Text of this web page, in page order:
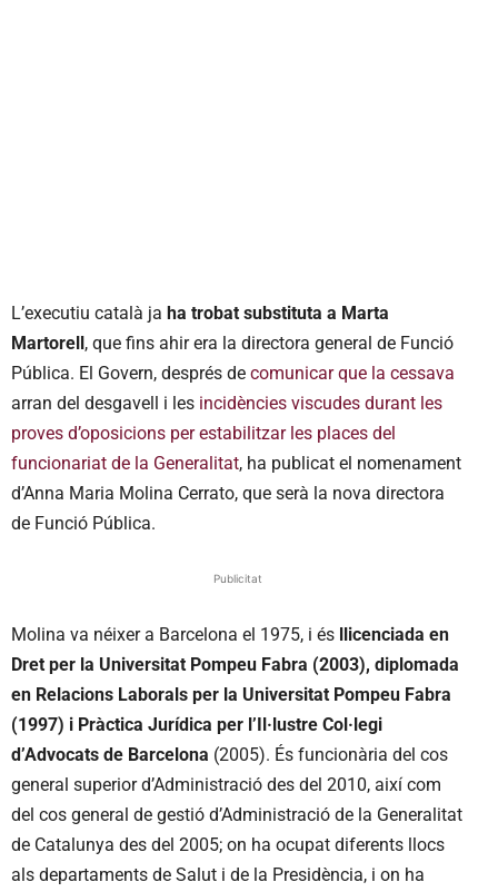
L’executiu català ja ha trobat substituta a Marta
Martorell, que fins ahir era la directora general de Funció
Pública. El Govern, després de comunicar que la cessava
arran del desgavell i les incidències viscudes durant les
proves d’oposicions per estabilitzar les places del
funcionariat de la Generalitat, ha publicat el nomenament
d’Anna Maria Molina Cerrato, que serà la nova directora
de Funció Pública.
Publicitat
Molina va néixer a Barcelona el 1975, i és llicenciada en
Dret per la Universitat Pompeu Fabra (2003), diplomada
en Relacions Laborals per la Universitat Pompeu Fabra
(1997) i Pràctica Jurídica per l’Il·lustre Col·legi
d’Advocats de Barcelona (2005). És funcionària del cos
general superior d’Administració des del 2010, així com
del cos general de gestió d’Administració de la Generalitat
de Catalunya des del 2005; on ha ocupat diferents llocs
als departaments de Salut i de la Presidència, i on ha